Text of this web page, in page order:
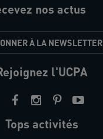
nos actus
À LA NEWSLETTER
l'UCPA
Tops activités